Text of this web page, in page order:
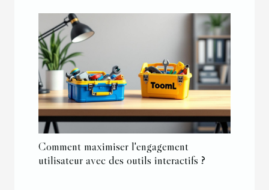
Comment maximiser l'engagement
utilisateur avec des outils interactifs ?